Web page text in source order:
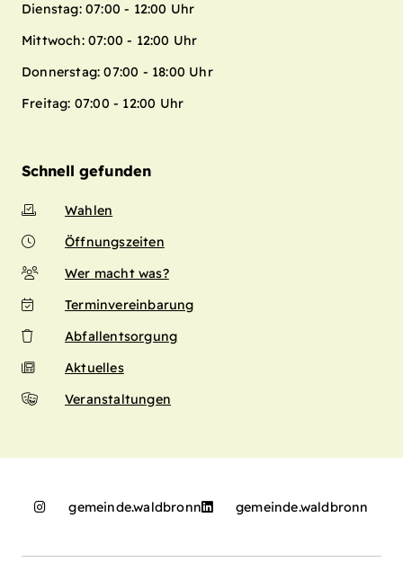
Dienstag: 07:00 - 12:00 Uhr
Mittwoch: 07:00 - 12:00 Uhr
Donnerstag: 07:00 - 18:00 Uhr
Freitag: 07:00 - 12:00 Uhr
Schnell gefunden
Wahlen
Öffnungszeiten
Wer macht was?
Terminvereinbarung
Abfallentsorgung
Aktuelles
Veranstaltungen
gemeinde.waldbronn gemeinde.waldbronn